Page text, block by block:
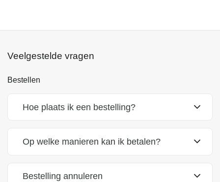
Veelgestelde vragen
Bestellen
Hoe plaats ik een bestelling?
Op welke manieren kan ik betalen?
Bestelling annuleren